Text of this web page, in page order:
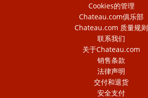
Cookies的管理
Chateau.com俱乐部
Chateau.com 质量规则
联系我们
关于Chateau.com
销售条款
法律声明
交付和退货
安全支付